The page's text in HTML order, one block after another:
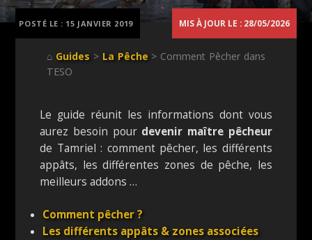
MIS À JOUR LE : 28/05/2026
⌂ Guides > La Pêche > Comment Pêcher dans
TESO
Le guide réunit les informations dont vous
aurez besoin pour devenir maître pêcheur
de Tamriel : comment pêcher, les différents
appâts, les différentes zones de pêche, les
meilleurs addons …
Comment pêcher ?
Les différents appâts & zones associées
POSTÉ LE : 15 JANVIER 2019